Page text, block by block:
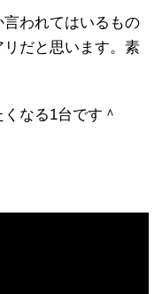
われてはいるもの
だと思います。素
なる1台です＾